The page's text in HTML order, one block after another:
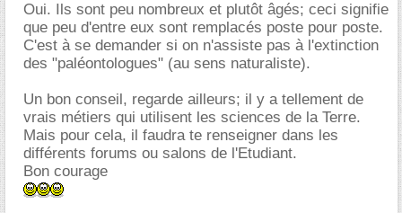
Oui. Ils sont peu nombreux et plutôt âgés; ceci signifie
que peu d'entre eux sont remplacés poste pour poste.
C'est à se demander si on n'assiste pas à l'extinction
des "paléontologues" (au sens naturaliste).
Un bon conseil, regarde ailleurs; il y a tellement de
vrais métiers qui utilisent les sciences de la Terre.
Mais pour cela, il faudra te renseigner dans les
différents forums ou salons de l'Etudiant.
Bon courage